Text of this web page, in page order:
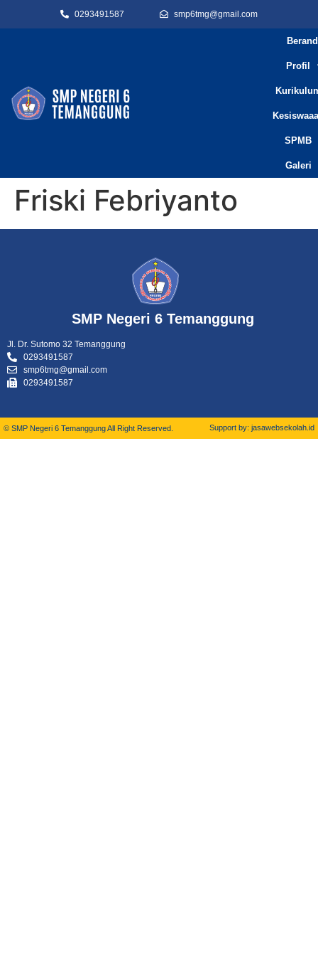
0293491587 smp6tmg@gmail.com
Profil
SPMB
Galeri
Friski Febriyanto
SMP Negeri 6 Temanggung
Jl. Dr. Sutomo 32 Temanggung
0293491587
smp6tmg@gmail.com
0293491587
© SMP Negeri 6 Temanggung All Right Reserved. Support by: jasawebsekolah.id